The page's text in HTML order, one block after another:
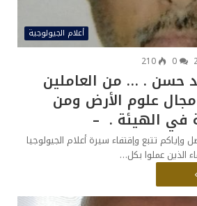
أعلام الجيولوجية
210
حسن . … من العاملين
علوم الأرض ومن
في الهيئة . –
وإياكم تتبع وإقتفاء سيرة أعلام الجيولوجيا
الذين عملوا بكل…